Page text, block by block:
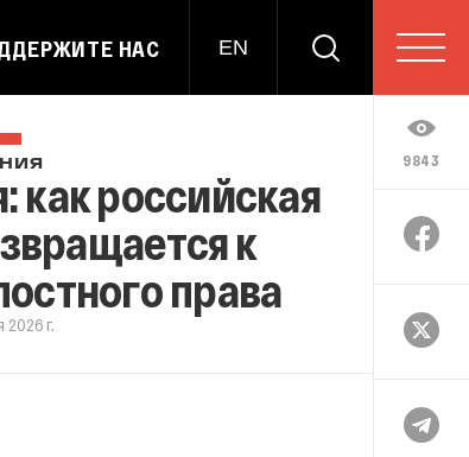
НАС EN
9843
российская
к
права
2026 г.